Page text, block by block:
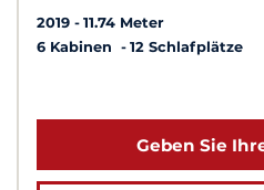
2019
11.74 Meter
6 Kabinen
12 Schlafplätze
Geben Sie